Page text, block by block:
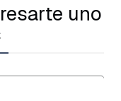
uno